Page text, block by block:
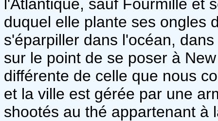
l'Atlantique, sauf Fourmille et
duquel elle plante ses ongles
s'éparpiller dans l'océan,
sur le point de se poser à
différente de celle que nous
et la ville est gérée par une
shootés au thé appartenant à